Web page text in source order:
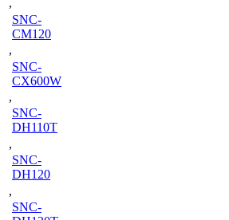
,
SNC-
CM120
,
SNC-
CX600W
,
SNC-
DH110T
,
SNC-
DH120
,
SNC-